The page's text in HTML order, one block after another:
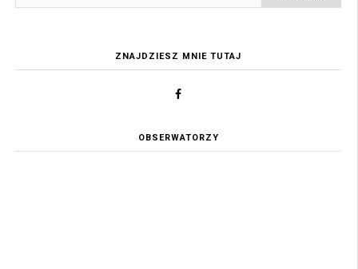
ZNAJDZIESZ MNIE TUTAJ
OBSERWATORZY